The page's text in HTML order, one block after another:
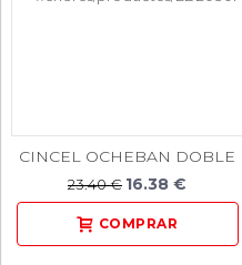
CINCEL OCHEBAN DOBLE
23.40 € 16.38 €